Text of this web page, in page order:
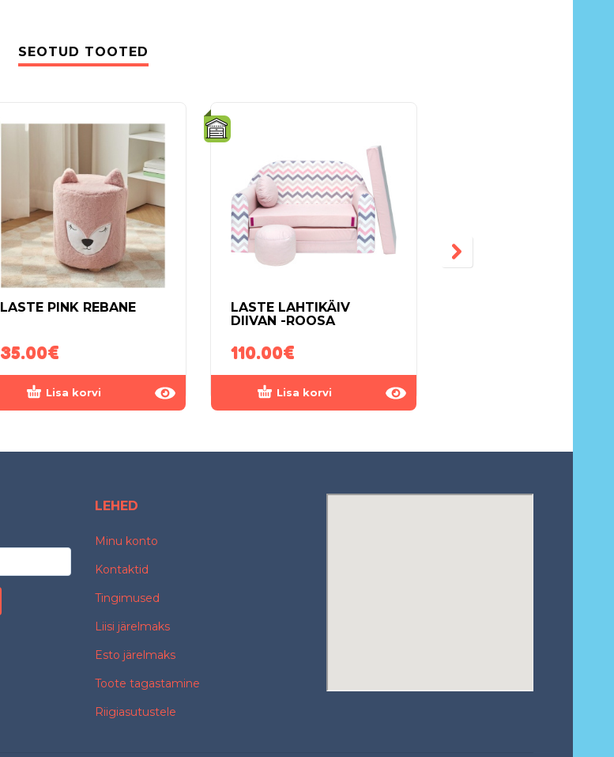
SEOTUD TOOTED
LASTE PINK REBANE
35.00€
Lisa korvi
LASTE LAHTIKÄIV
DIIVAN -ROOSA
110.00€
Lisa korvi
LEHED
Minu konto
Kontaktid
Tingimused
Liisi järelmaks
Esto järelmaks
Toote tagastamine
Riigiasutustele